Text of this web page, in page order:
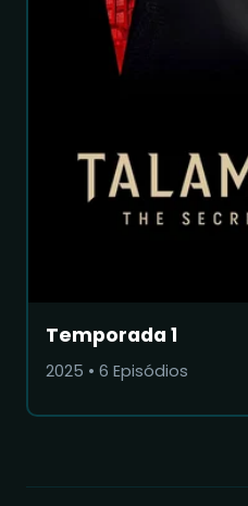
Temporada 1
2025 • 6 Episódios